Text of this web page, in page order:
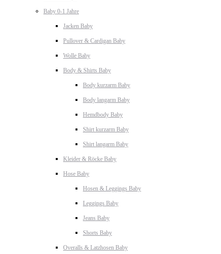
Baby 0-1 Jahre
Jacken Baby
Pullover & Cardigan Baby
Wolle Baby
Body & Shirts Baby
Body kurzarm Baby
Body langarm Baby
Hemdbody Baby
Shirt kurzarm Baby
Shirt langarm Baby
Kleider & Röcke Baby
Hose Baby
Hosen & Leggings Baby
Leggings Baby
Jeans Baby
Shorts Baby
Overalls & Latzhosen Baby